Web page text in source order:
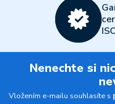
Nenechte si
Vložením e-mailu souhlasíte s